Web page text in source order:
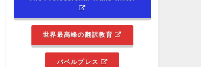
世界最高峰の翻訳教育
バベルプレス